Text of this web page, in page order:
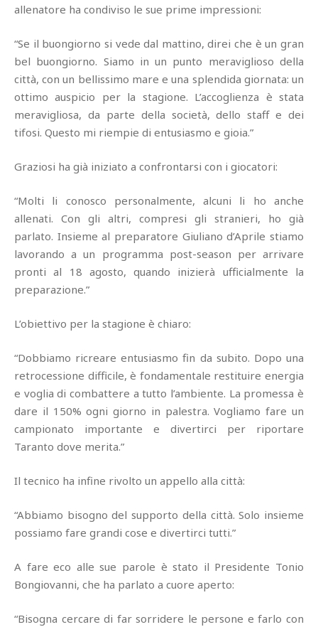
allenatore ha condiviso le sue prime impressioni:
“Se il buongiorno si vede dal mattino, direi che è un gran
bel buongiorno. Siamo in un punto meraviglioso della
città, con un bellissimo mare e una splendida giornata: un
ottimo auspicio per la stagione. L’accoglienza è stata
meravigliosa, da parte della società, dello staff e dei
tifosi. Questo mi riempie di entusiasmo e gioia.”
Graziosi ha già iniziato a confrontarsi con i giocatori:
“Molti li conosco personalmente, alcuni li ho anche
allenati. Con gli altri, compresi gli stranieri, ho già
parlato. Insieme al preparatore Giuliano d’Aprile stiamo
lavorando a un programma post-season per arrivare
pronti al 18 agosto, quando inizierà ufficialmente la
preparazione.”
L’obiettivo per la stagione è chiaro:
“Dobbiamo ricreare entusiasmo fin da subito. Dopo una
retrocessione difficile, è fondamentale restituire energia
e voglia di combattere a tutto l’ambiente. La promessa è
dare il 150% ogni giorno in palestra. Vogliamo fare un
campionato importante e divertirci per riportare
Taranto dove merita.”
Il tecnico ha infine rivolto un appello alla città:
“Abbiamo bisogno del supporto della città. Solo insieme
possiamo fare grandi cose e divertirci tutti.”
A fare eco alle sue parole è stato il Presidente Tonio
Bongiovanni, che ha parlato a cuore aperto:
“Bisogna cercare di far sorridere le persone e farlo con